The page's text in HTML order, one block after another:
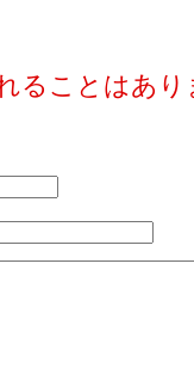
ることはあ